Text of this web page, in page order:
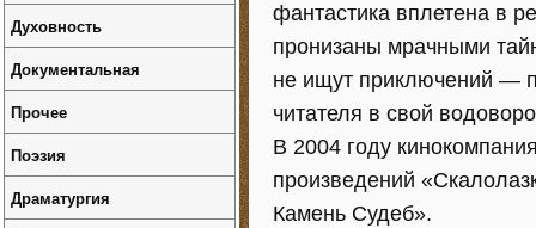
фантастика вплетена в
пронизаны мрачными
не ищут приключений —
читателя в свой
В 2004 году
произведений
Камень Судеб».
Духовность
Документальная
Прочее
Поэзия
Драматургия